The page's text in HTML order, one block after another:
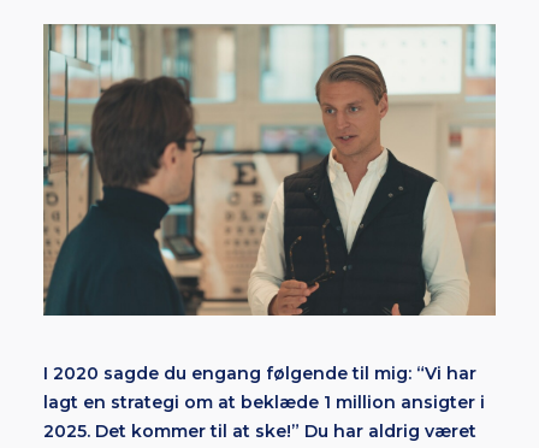
I 2020 sagde du engang følgende til mig: “Vi har
lagt en strategi om at beklæde 1 million ansigter i
2025. Det kommer til at ske!” Du har aldrig været